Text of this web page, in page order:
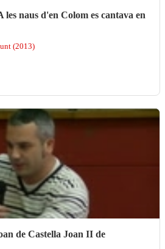
les naus d'en Colom es cantava en
(2013)
de Castella Joan II de